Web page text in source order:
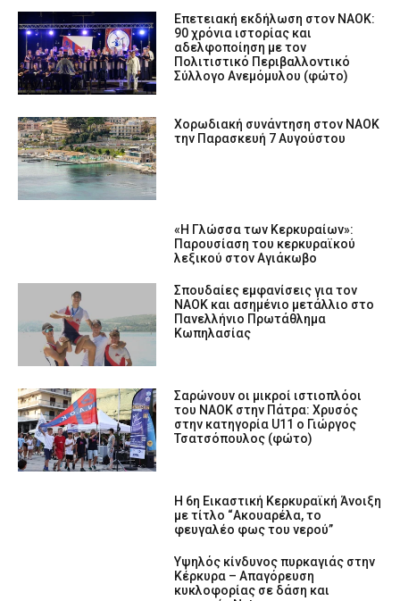
Επετειακή εκδήλωση στον ΝΑΟΚ:
90 χρόνια ιστορίας και
αδελφοποίηση με τον
Πολιτιστικό Περιβαλλοντικό
Σύλλογο Ανεμόμυλου (φώτο)
Χορωδιακή συνάντηση στον ΝΑΟΚ
την Παρασκευή 7 Αυγούστου
«Η Γλώσσα των Κερκυραίων»:
Παρουσίαση του κερκυραϊκού
λεξικού στον Αγιάκωβο
Σπουδαίες εμφανίσεις για τον
ΝΑΟΚ και ασημένιο μετάλλιο στο
Πανελλήνιο Πρωτάθλημα
Κωπηλασίας
Σαρώνουν οι μικροί ιστιοπλόοι
του ΝΑΟΚ στην Πάτρα: Χρυσός
στην κατηγορία U11 ο Γιώργος
Τσατσόπουλος (φώτο)
Η 6η Εικαστική Κερκυραϊκή Άνοιξη
με τίτλο “Ακουαρέλα, το
φευγαλέο φως του νερού”
Υψηλός κίνδυνος πυρκαγιάς στην
Κέρκυρα – Απαγόρευση
κυκλοφορίας σε δάση και